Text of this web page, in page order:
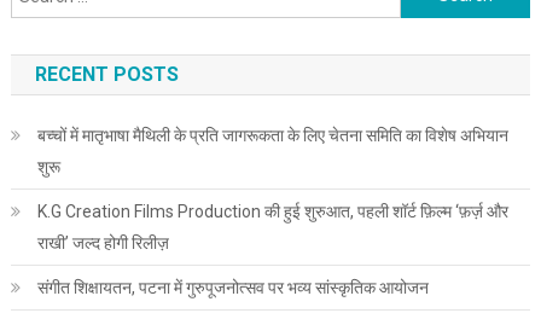
RECENT POSTS
बच्चों में मातृभाषा मैथिली के प्रति जागरूकता के लिए चेतना समिति का विशेष अभियान
शुरू
K.G Creation Films Production की हुई शुरुआत, पहली शॉर्ट फ़िल्म ‘फ़र्ज़ और
राखी’ जल्द होगी रिलीज़
संगीत शिक्षायतन, पटना में गुरुपूजनोत्सव पर भव्य सांस्कृतिक आयोजन